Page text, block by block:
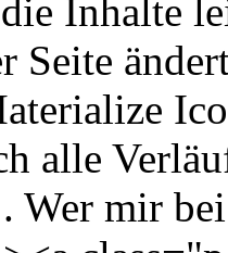
Inhalte
Seite
alle
. Wer mir